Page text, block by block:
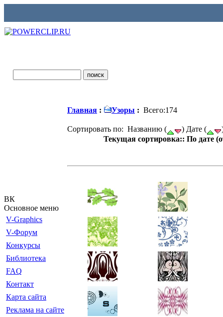
ВК
Основное меню
V-Graphics
V-Форум
Конкурсы
Библиотека
FAQ
Контакт
Карта сайта
Реклама на сайте
Главная : Узоры : Всего:174
Сортировать по: Названию ( ) Дате (
Текущая сортировка:: По дате